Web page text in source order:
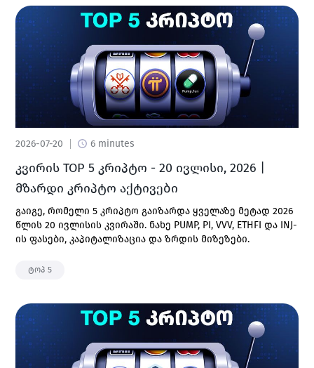
2026-07-20 6 minutes
კვირის TOP 5 კრიპტო - 20 ივლისი, 2026 |
მზარდი კრიპტო აქტივები
გაიგე, რომელი 5 კრიპტო გაიზარდა ყველაზე მეტად 2026
წლის 20 ივლისის კვირაში. ნახე PUMP, PI, VVV, ETHFI და INJ-
ის ფასები, კაპიტალიზაცია და ზრდის მიზეზები.
ტოპ 5